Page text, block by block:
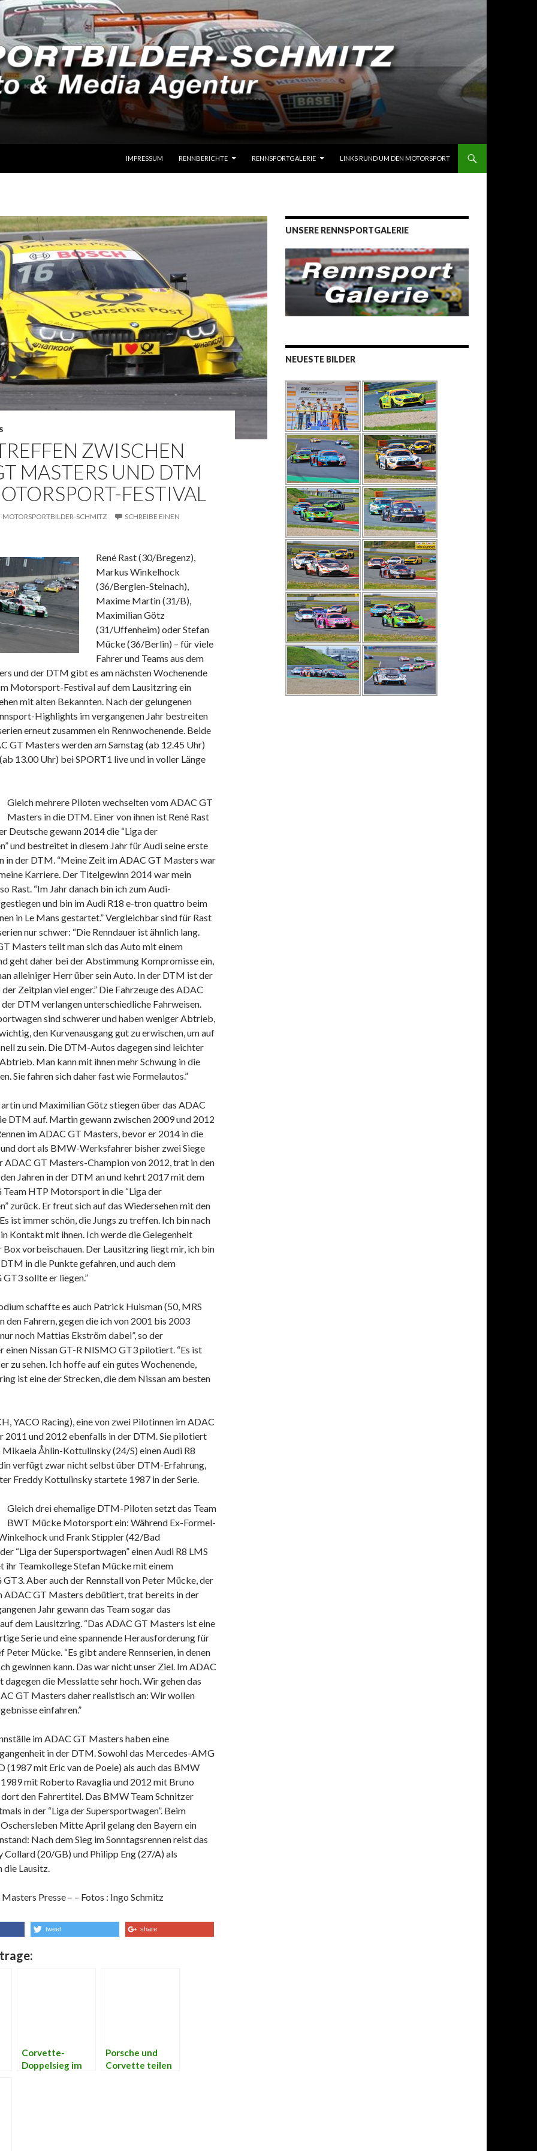
IMPRESSUM
RENNBERICHTE RENNSPORTGALERIE LINKS RUND UM DEN MOTORSPORT
ZWISCHEN
MASTERS UND DTM
FESTIVAL
MOTORSPORTBILDER-SCHMITZ
SCHREIBE EINEN
René Rast (30/Bregenz),
Markus Winkelhock
(36/Berglen-Steinach),
Maxime Martin (31/B),
Maximilian Götz
(31/Uffenheim) oder Stefan
Mücke (36/Berlin) – für viele
Fahrer und Teams aus dem
und der DTM gibt es am nächsten Wochenende
Motorsport-Festival auf dem Lausitzring ein
mit alten Bekannten. Nach der gelungenen
Highlights im vergangenen Jahr bestreiten
erneut zusammen ein Rennwochenende. Beide
GT Masters werden am Samstag (ab 12.45 Uhr)
13.00 Uhr) bei SPORT1 live und in voller Länge
Gleich mehrere Piloten wechselten vom ADAC GT
Masters in die DTM. Einer von ihnen ist René Rast
Deutsche gewann 2014 die “Liga der
und bestreitet in diesem Jahr für Audi seine erste
in der DTM. “Meine Zeit im ADAC GT Masters war
Karriere. Der Titelgewinn 2014 war mein
Rast. “Im Jahr danach bin ich zum Audi-
und bin im Audi R18 e-tron quattro beim
in Le Mans gestartet.” Vergleichbar sind für Rast
nur schwer: “Die Renndauer ist ähnlich lang.
Masters teilt man sich das Auto mit einem
geht daher bei der Abstimmung Kompromisse ein,
alleiniger Herr über sein Auto. In der DTM ist der
Zeitplan viel enger.” Die Fahrzeuge des ADAC
DTM verlangen unterschiedliche Fahrweisen.
sind schwerer und haben weniger Abtrieb,
den Kurvenausgang gut zu erwischen, um auf
zu sein. Die DTM-Autos dagegen sind leichter
Man kann mit ihnen mehr Schwung in die
Sie fahren sich daher fast wie Formelautos.”
und Maximilian Götz stiegen über das ADAC
DTM auf. Martin gewann zwischen 2009 und 2012
im ADAC GT Masters, bevor er 2014 in die
dort als BMW-Werksfahrer bisher zwei Siege
ADAC GT Masters-Champion von 2012, trat in den
Jahren in der DTM an und kehrt 2017 mit dem
HTP Motorsport in die “Liga der
zurück. Er freut sich auf das Wiedersehen mit den
ist immer schön, die Jungs zu treffen. Ich bin nach
Kontakt mit ihnen. Ich werde die Gelegenheit
Box vorbeischauen. Der Lausitzring liegt mir, ich bin
in die Punkte gefahren, und auch dem
sollte er liegen.”
schaffte es auch Patrick Huisman (50, MRS
den Fahrern, gegen die ich von 2001 bis 2003
noch Mattias Ekström dabei”, so der
einen Nissan GT-R NISMO GT3 pilotiert. “Es ist
zu sehen. Ich hoffe auf ein gutes Wochenende,
ist eine der Strecken, die dem Nissan am besten
YACO Racing), eine von zwei Pilotinnen im ADAC
2011 und 2012 ebenfalls in der DTM. Sie pilotiert
Åhlin-Kottulinsky (24/S) einen Audi R8
verfügt zwar nicht selbst über DTM-Erfahrung,
Freddy Kottulinsky startete 1987 in der Serie.
Gleich drei ehemalige DTM-Piloten setzt das Team
BWT Mücke Motorsport ein: Während Ex-Formel-
und Frank Stippler (42/Bad
“Liga der Supersportwagen” einen Audi R8 LMS
ihr Teamkollege Stefan Mücke mit einem
Aber auch der Rennstall von Peter Mücke, der
ADAC GT Masters debütiert, trat bereits in der
Jahr gewann das Team sogar das
dem Lausitzring. “Das ADAC GT Masters ist eine
Serie und eine spannende Herausforderung für
Peter Mücke. “Es gibt andere Rennserien, in denen
gewinnen kann. Das war nicht unser Ziel. Im ADAC
die Messlatte sehr hoch. Wir gehen das
GT Masters daher realistisch an: Wir wollen
einfahren.”
im ADAC GT Masters haben eine
in der DTM. Sowohl das Mercedes-AMG
(1987 mit Eric van de Poele) als auch das BMW
mit Roberto Ravaglia und 2012 mit Bruno
den Fahrertitel. Das BMW Team Schnitzer
in der “Liga der Supersportwagen”. Beim
Mitte April gelang den Bayern ein
Nach dem Sieg im Sonntagsrennen reist das
Collard (20/GB) und Philipp Eng (27/A) als
die Lausitz.
Presse – – Fotos : Ingo Schmitz
tweet share
Corvette-
Doppelsieg im
Porsche und
Corvette teilen
UNSERE RENNSPORTGALERIE
NEUESTE BILDER